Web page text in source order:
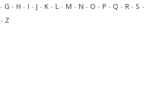
- G - H - I - J - K - L - M - N - O - P - Q - R - S -
- Z